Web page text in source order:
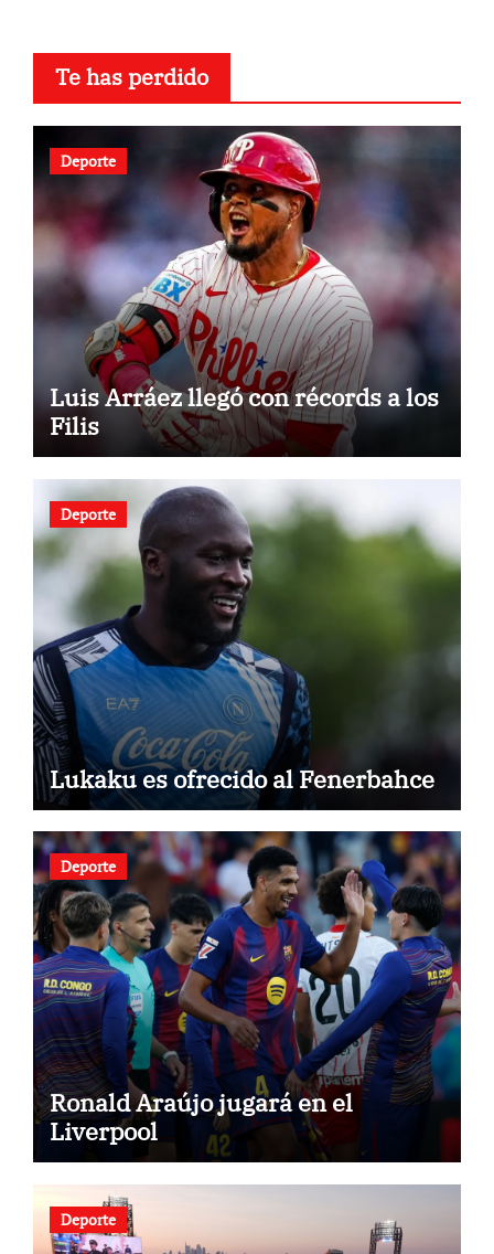
Te has perdido
Deporte
Luis Arráez llegó con récords a los
Filis
Deporte
Lukaku es ofrecido al Fenerbahce
Deporte
Ronald Araújo jugará en el
Liverpool
Deporte